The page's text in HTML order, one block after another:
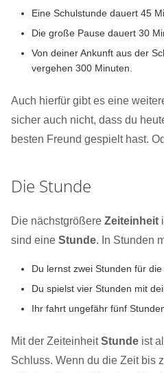
Eine Schulstunde dauert 45
Die große Pause dauert 30
Von deiner Ankunft aus der
vergehen 300 Minuten.
Auch hierfür gibt es eine
sicher auch nicht, dass du
besten Freund gespielt hast.
Die Stunde
Die nächstgrößere Zeiteinheit
sind eine Stunde. In Stunden
Du lernst zwei Stunden für
Du spielst vier Stunden mit
Ihr fahrt ungefähr fünf
Mit der ZeiteinheitStunde ist
Schluss. Wenn du die Zeit bis